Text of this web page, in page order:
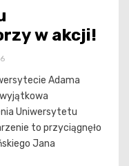
w akcji!
Adama
Uniwersytetu
to przyciągnęło
Jana